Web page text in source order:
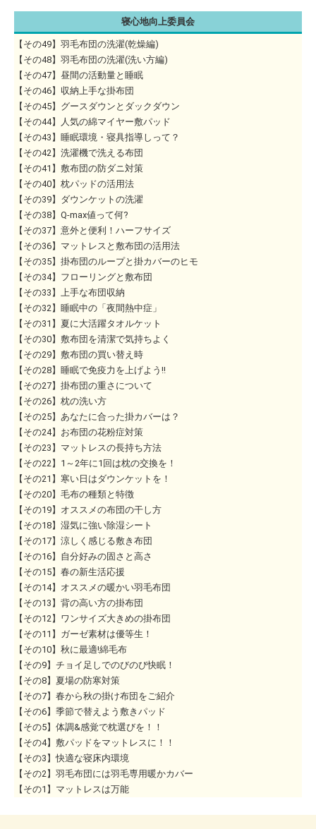
寝心地向上委員会
【その49】羽毛布団の洗濯(乾燥編)
【その48】羽毛布団の洗濯(洗い方編)
【その47】昼間の活動量と睡眠
【その46】収納上手な掛布団
【その45】グースダウンとダックダウン
【その44】人気の綿マイヤー敷パッド
【その43】睡眠環境・寝具指導しって？
【その42】洗濯機で洗える布団
【その41】敷布団の防ダニ対策
【その40】枕パッドの活用法
【その39】ダウンケットの洗濯
【その38】Q-max値って何?
【その37】意外と便利！ハーフサイズ
【その36】マットレスと敷布団の活用法
【その35】掛布団のループと掛カバーのヒモ
【その34】フローリングと敷布団
【その33】上手な布団収納
【その32】睡眠中の「夜間熱中症」
【その31】夏に大活躍タオルケット
【その30】敷布団を清潔で気持ちよく
【その29】敷布団の買い替え時
【その28】睡眠で免疫力を上げよう!!
【その27】掛布団の重さについて
【その26】枕の洗い方
【その25】あなたに合った掛カバーは？
【その24】お布団の花粉症対策
【その23】マットレスの長持ち方法
【その22】1～2年に1回は枕の交換を！
【その21】寒い日はダウンケットを！
【その20】毛布の種類と特徴
【その19】オススメの布団の干し方
【その18】湿気に強い除湿シート
【その17】涼しく感じる敷き布団
【その16】自分好みの固さと高さ
【その15】春の新生活応援
【その14】オススメの暖かい羽毛布団
【その13】背の高い方の掛布団
【その12】ワンサイズ大きめの掛布団
【その11】ガーゼ素材は優等生！
【その10】秋に最適!綿毛布
【その9】チョイ足しでのびのび快眠！
【その8】夏場の防寒対策
【その7】春から秋の掛け布団をご紹介
【その6】季節で替えよう敷きパッド
【その5】体調&感覚で枕選びを！！
【その4】敷パッドをマットレスに！！
【その3】快適な寝床内環境
【その2】羽毛布団には羽毛専用暖かカバー
【その1】マットレスは万能